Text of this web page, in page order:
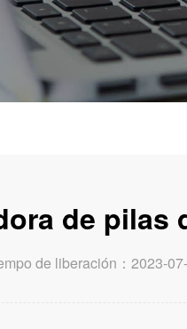
de pilas
de liberación：2023-